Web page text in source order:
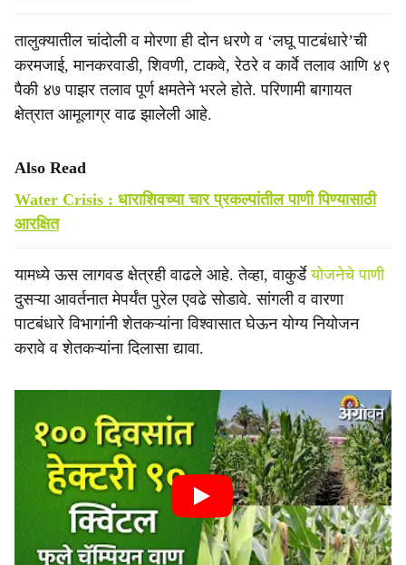
तालुक्यातील चांदोली व मोरणा ही दोन धरणे व ‘लघू पाटबंधारे’ची
करमजाई, मानकरवाडी, शिवणी, टाकवे, रेठरे व कार्वे तलाव आणि ४९
पैकी ४७ पाझर तलाव पूर्ण क्षमतेने भरले होते. परिणामी बागायत
क्षेत्रात आमूलाग्र वाढ झालेली आहे.
Also Read
Water Crisis : धाराशिवच्या चार प्रकल्पांतील पाणी पिण्यासाठी
आरक्षित
यामध्ये ऊस लागवड क्षेत्रही वाढले आहे. तेव्हा, वाकुर्डेयोजनेचे पाणी
दुसऱ्या आवर्तनात मेपर्यंत पुरेल एवढे सोडावे. सांगली व वारणा
पाटबंधारे विभागांनी शेतकऱ्यांना विश्वासात घेऊन योग्य नियोजन
करावे व शेतकऱ्यांना दिलासा द्यावा.